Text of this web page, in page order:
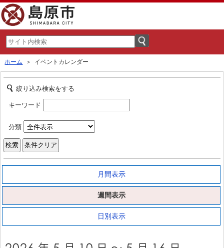
ホーム ＞ イベントカレンダー
絞り込み検索をする
キーワード
分類
月間表示
週間表示
日別表示